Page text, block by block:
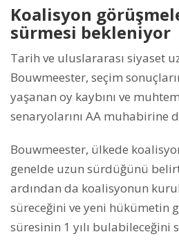
Koalisyon
sürmesi bekleniyor
Tarih ve uluslararası siyaset
Bouwmeester, seçim
yaşanan oy kaybını ve
senaryolarını AA muhabirine
Bouwmeester, ülkede
genelde uzun sürdüğünü
ardından da koalisyonun
süreceğini ve yeni hükümetin
süresinin 1 yılı bulabileceğini